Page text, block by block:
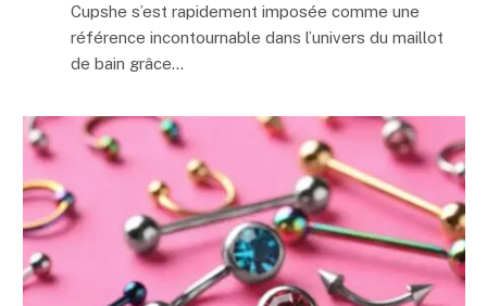
Cupshe s’est rapidement imposée comme une
référence incontournable dans l’univers du maillot
de bain grâce…